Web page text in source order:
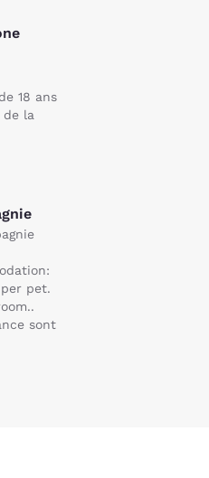
18 ans
la
pet.
sont